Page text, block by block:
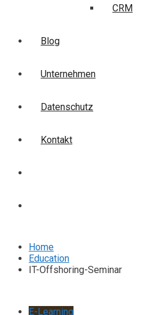
CRM
Blog
Unternehmen
Datenschutz
Kontakt
Home
Education
IT-Offshoring-Seminar
E-Learning